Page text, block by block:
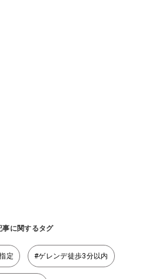
事に関するタグ
定 #ゲレンデ徒歩3分以内